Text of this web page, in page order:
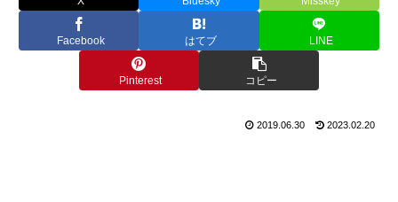
Facebook はてブ LINE
Pinterest コピー
2019.06.30 2023.02.20